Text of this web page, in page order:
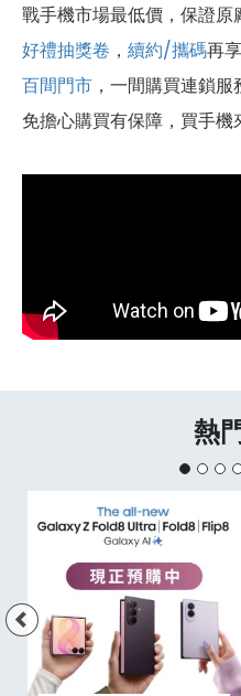
戰手機市場最低價，保證
好禮抽獎卷 ， 續約/攜碼再
百間門市 ，一間購買連鎖
免擔心購買有保障，買手機
熱